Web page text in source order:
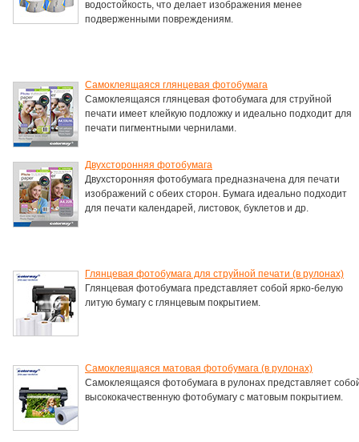
водостойкость, что делает изображения менее
подверженными повреждениям.
Самоклеящаяся глянцевая фотобумага
Самоклеящаяся глянцевая фотобумага для струйной
печати имеет клейкую подложку и идеально подходит для
печати пигментными чернилами.
Двухсторонняя фотобумага
Двухсторонняя фотобумага предназначена для печати
изображений с обеих сторон. Бумага идеально подходит
для печати календарей, листовок, буклетов и др.
Глянцевая фотобумага для струйной печати (в рулонах)
Глянцевая фотобумага представляет собой ярко-белую
литую бумагу с глянцевым покрытием.
Самоклеящаяся матовая фотобумага (в рулонах)
Самоклеящаяся фотобумага в рулонах представляет
высококачественную фотобумагу с матовым покрытием.